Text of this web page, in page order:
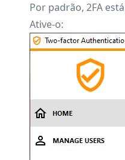
Por padrão, 2FA
Ative-o: